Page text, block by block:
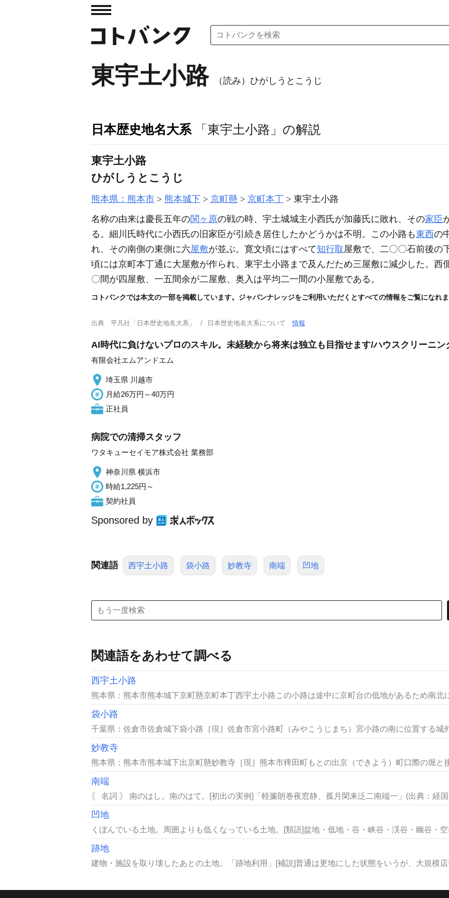
東宇土小路 （読み）ひがしうとこうじ
日本歴史地名大系 「東宇土小路」の解説
東宇土小路
ひがしうとこうじ
熊本県：熊本市 熊本城下 京町懸 京町本丁
東宇土小路
名称の由来は慶長五年の関ヶ原の戦の時、宇土城城主小西氏が加藤氏に敗れ、その家臣
る。細川氏時代に小西氏の旧家臣が引続き居住したかどうかは不明。この小路も東西の
れ、その南側の東側に六屋敷が並ぶ。寛文頃にはすべて知行取屋敷で、二〇〇石前後の
頃には京町本丁通に大屋敷が作られ、東宇土小路まで及んだため三屋敷に減少した。西
〇間が四屋敷、一五間余が二屋敷、奥入は平均二一間の小屋敷である。
コトバンクでは本文の一部を掲載しています。ジャパンナレッジをご利用いただくとすべての情報をご覧になれ
出典 平凡社「日本歴史地名大系」 日本歴史地名大系について情報
AI時代に負けないプロのスキル。未経験から将来は独立も目指せます/ハウスクリーニン
有限会社エムアンドエム
埼玉県 川越市
月給26万円～40万円
正社員
病院での清掃スタッフ
ワタキューセイモア株式会社 業務部
神奈川県 横浜市
時給1,225円～
契約社員
Sponsored by
関連語 西宇土小路 袋小路 妙教寺 南端 凹地
関連語をあわせて調べる
西宇土小路
熊本県：熊本市熊本城下京町懸京町本丁西宇土小路この小路は途中に京町台の低地があるため南北
袋小路
千葉県：佐倉市佐倉城下袋小路［現］佐倉市宮小路町（みやこうじまち）宮小路の南に位置する城
妙教寺
熊本県：熊本市熊本城下出京町懸妙教寺［現］熊本市稗田町もとの出京（できよう）町口際の堀と
南端
〘 名詞 〙 南のはし。南のはて。[初出の実例]「軽簾朗巻夜窓静、孤月閑来泛二南端一」(出典：経
凹地
くぼんでいる土地。周囲よりも低くなっている土地。[類語]盆地・低地・谷・峡谷・渓谷・幽谷・
跡地
建物・施設を取り壊したあとの土地。「跡地利用」[補説]普通は更地にした状態をいうが、大規模